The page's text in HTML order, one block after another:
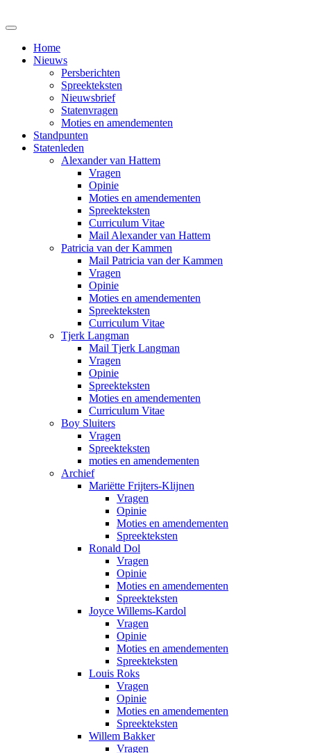
Home
Nieuws
Persberichten
Spreekteksten
Nieuwsbrief
Statenvragen
Moties en amendementen
Standpunten
Statenleden
Alexander van Hattem
Vragen
Opinie
Moties en amendementen
Spreekteksten
Curriculum Vitae
Mail Alexander van Hattem
Patricia van der Kammen
Mail Patricia van der Kammen
Vragen
Opinie
Moties en amendementen
Spreekteksten
Curriculum Vitae
Tjerk Langman
Mail Tjerk Langman
Vragen
Opinie
Spreekteksten
Moties en amendementen
Curriculum Vitae
Boy Sluiters
Vragen
Spreekteksten
moties en amendementen
Archief
Mariëtte Frijters-Klijnen
Vragen
Opinie
Moties en amendementen
Spreekteksten
Ronald Dol
Vragen
Opinie
Moties en amendementen
Spreekteksten
Joyce Willems-Kardol
Vragen
Opinie
Moties en amendementen
Spreekteksten
Louis Roks
Vragen
Opinie
Moties en amendementen
Spreekteksten
Willem Bakker
Vragen